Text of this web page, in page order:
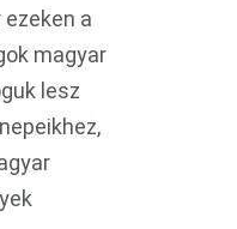
a
magyar
lesz